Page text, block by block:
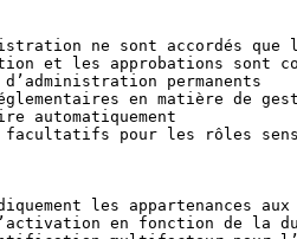
ne sont accordés que
et les approbations sont
permanents
en matière de
automatiquement
facultatifs pour les rôles
les appartenances
en fonction de la